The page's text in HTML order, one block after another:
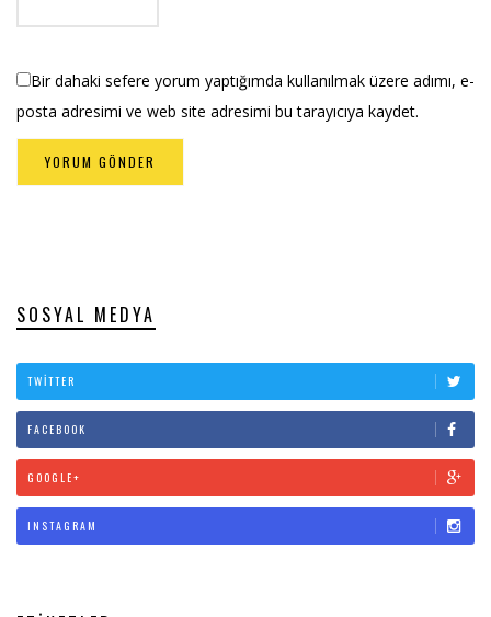
Bir dahaki sefere yorum yaptığımda kullanılmak üzere adımı, e-
posta adresimi ve web site adresimi bu tarayıcıya kaydet.
SOSYAL MEDYA
TWITTER
FACEBOOK
GOOGLE+
INSTAGRAM